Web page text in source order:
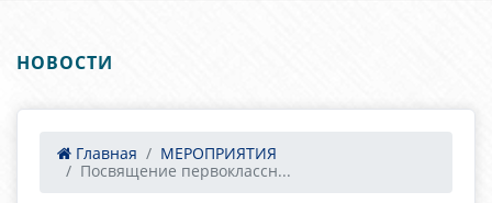
НОВОСТИ
Главная
МЕРОПРИЯТИЯ
Посвящение первоклассн...